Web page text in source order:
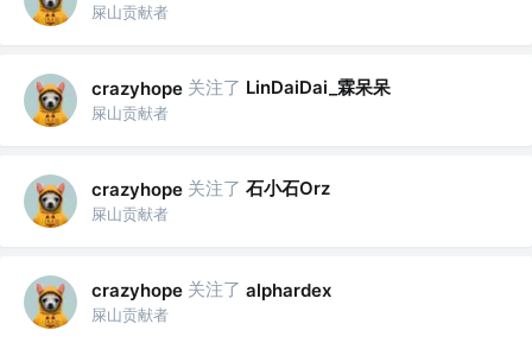
屎山贡献者
crazyhope 关注了 LinDaiDai_霖呆呆
屎山贡献者
crazyhope 关注了 石小石Orz
屎山贡献者
crazyhope 关注了 alphardex
屎山贡献者